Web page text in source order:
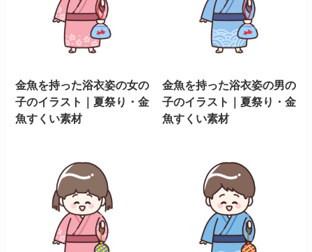
金魚を持った浴衣姿の女の
子のイラスト｜夏祭り・金
魚すくい素材
金魚を持った浴衣姿の男の
子のイラスト｜夏祭り・金
魚すくい素材